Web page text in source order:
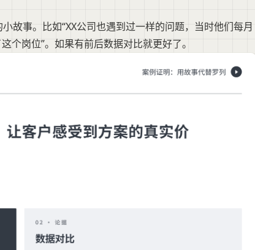
故事。比如“XX公司也遇到过一样的问题，当时他们每月
个岗位”。如果有前后数据对比就更好了。